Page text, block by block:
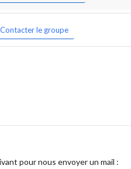
Contacter le groupe
pour nous envoyer un mail :